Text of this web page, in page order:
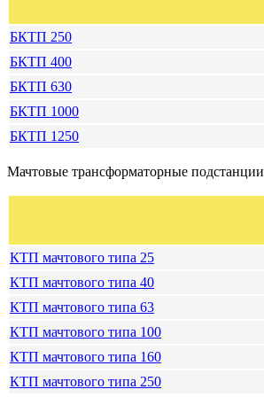
БКТП 250
БКТП 400
БКТП 630
БКТП 1000
БКТП 1250
Мачтовые трансформаторные подстанции
КТП мачтового типа 25
КТП мачтового типа 40
КТП мачтового типа 63
КТП мачтового типа 100
КТП мачтового типа 160
КТП мачтового типа 250